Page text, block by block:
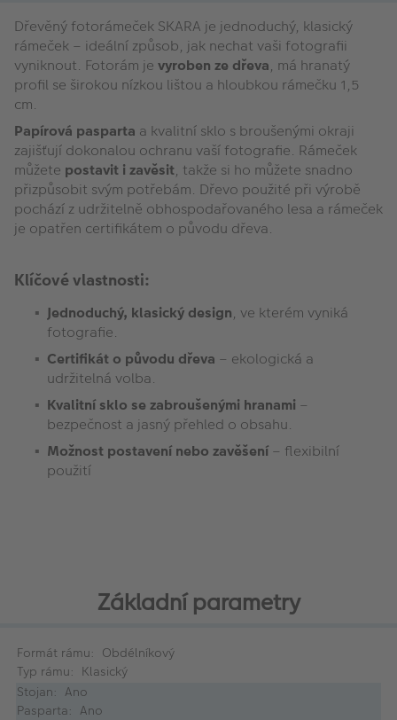
Dřevěný fotorámeček SKARA je jednoduchý, klasický
rámeček – ideální způsob, jak nechat vaši fotografii
vyniknout. Fotorám je vyroben ze dřeva, má hranatý
profil se širokou nízkou lištou a hloubkou rámečku 1,5
cm.
Papírová pasparta a kvalitní sklo s broušenými okraji
zajišťují dokonalou ochranu vaší fotografie. Rámeček
můžete postavit i zavěsit, takže si ho můžete snadno
přizpůsobit svým potřebám. Dřevo použité při výrobě
pochází z udržitelně obhospodařovaného lesa a rámeček
je opatřen certifikátem o původu dřeva.
Klíčové vlastnosti:
Jednoduchý, klasický design, ve kterém vyniká
fotografie.
Certifikát o původu dřeva – ekologická a
udržitelná volba.
Kvalitní sklo se zabroušenými hranami –
bezpečnost a jasný přehled o obsahu.
Možnost postavení nebo zavěšení – flexibilní
použití
Základní parametry
Formát rámu: Obdélníkový
Typ rámu: Klasický
Stojan: Ano
Pasparta: Ano